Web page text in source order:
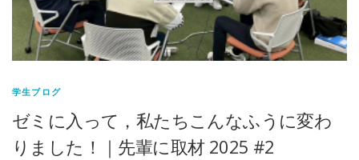
学生ブログ
ゼミに入って，私たちこんなふうに変わ
りました！｜先輩に取材 2025 #2